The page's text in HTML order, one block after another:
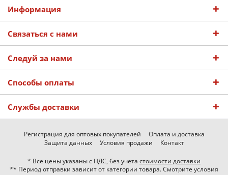
Информация
Связаться с нами
Следуй за нами
Способы оплаты
Службы доставки
Регистрация для оптовых покупателей
Оплата и доставка
Защита данных
Условия продажи Контакт
* Все цены указаны с НДС, без учета стоимости доставки
** Период отправки зависит от категории товара. Смотрите условия